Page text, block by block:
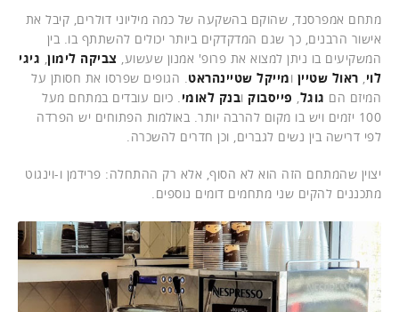
מתחם אמפרסנד, שהוקם בהשקעה של כמה מיליוני דולרים, קיבל את
אישור הרבנים, כך שגם המדקדקים ביותר יכולים להשתתף בו. בין
המשקיעים בו ניתן למצוא את פרופ' אמנון שעשוע, צביקה לימון גיגי
לוי ראול שטיין ומייקל שטיינהראט . הגופים שפרסו את חסותן על
המיזם הם גוגל פייסבוק ובנק לאומי . כיום עובדים במתחם מעל
100 יזמים ויש בו מקום להרבה יותר. באולמות הפתוחים יש הפרדה
לפי דרישה בין נשים לגברים, וכן חדרים להשכרה.
יצוין שהמתחם הזה הוא לא הסוף, אלא רק ההתחלה: פרידמן ו-וינגוט
מתכננים להקים שני מתחמים דומים נוספים.